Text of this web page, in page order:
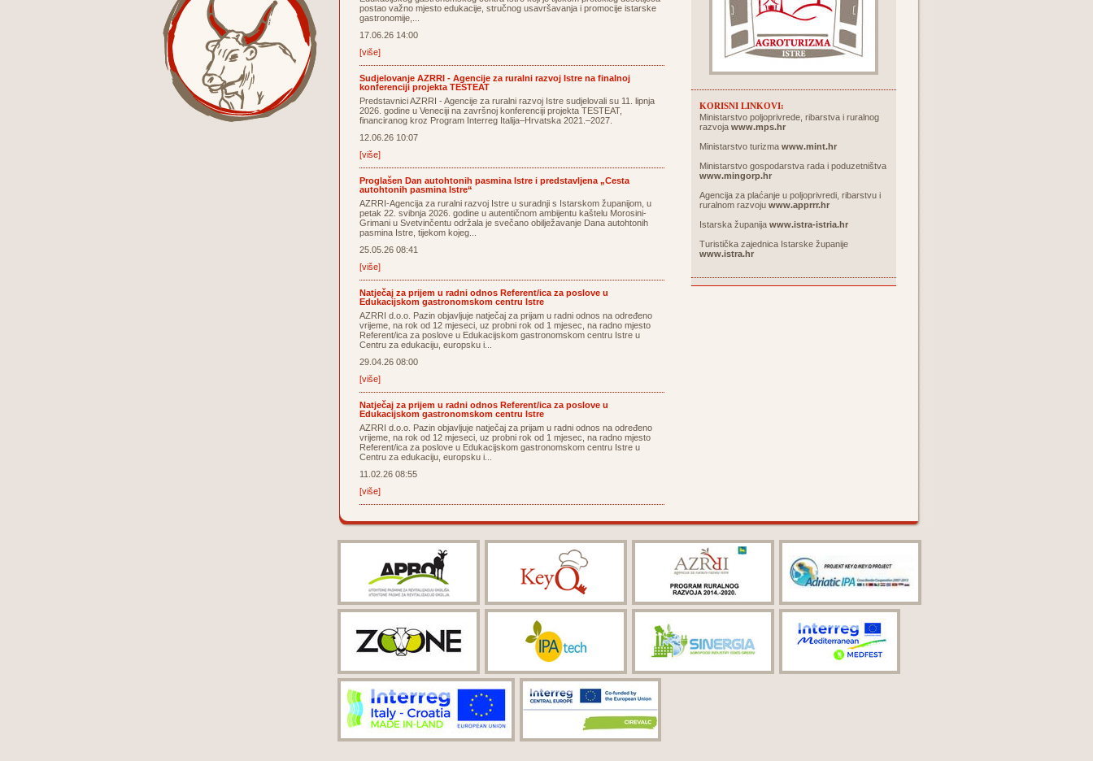
postao važno mjesto edukacije, stručnog usavršavanja i promocije istarske
gastronomije,...
17.06.26 14:00
[više]
Sudjelovanje AZRRI - Agencije za ruralni razvoj Istre na finalnoj
konferenciji projekta TESTEAT
Predstavnici AZRRI - Agencije za ruralni razvoj Istre sudjelovali su 11. lipnja
2026. godine u Veneciji na završnoj konferenciji projekta TESTEAT,
financiranog kroz Program Interreg Italija–Hrvatska 2021.–2027.
12.06.26 10:07
[više]
Proglašen Dan autohtonih pasmina Istre i predstavljena „Cesta
autohtonih pasmina Istre“
AZRRI-Agencija za ruralni razvoj Istre u suradnji s Istarskom županijom, u
petak 22. svibnja 2026. godine u autentičnom ambijentu kaštelu Morosini-
Grimani u Svetvinčentu održala je svečano obilježavanje Dana autohtonih
pasmina Istre, tijekom kojeg...
25.05.26 08:41
[više]
Natječaj za prijem u radni odnos Referent/ica za poslove u
Edukacijskom gastronomskom centru Istre
AZRRI d.o.o. Pazin objavljuje natječaj za prijam u radni odnos na određeno
vrijeme, na rok od 12 mjeseci, uz probni rok od 1 mjesec, na radno mjesto
Referent/ica za poslove u Edukacijskom gastronomskom centru Istre u
Centru za edukaciju, europsku i...
29.04.26 08:00
[više]
Natječaj za prijem u radni odnos Referent/ica za poslove u
Edukacijskom gastronomskom centru Istre
AZRRI d.o.o. Pazin objavljuje natječaj za prijam u radni odnos na određeno
vrijeme, na rok od 12 mjeseci, uz probni rok od 1 mjesec, na radno mjesto
Referent/ica za poslove u Edukacijskom gastronomskom centru Istre u
Centru za edukaciju, europsku i...
11.02.26 08:55
[više]
KORISNI LINKOVI:
Ministarstvo poljoprivrede, ribarstva i ruralnog
razvoja www.mps.hr
Ministarstvo turizma www.mint.hr
Ministarstvo gospodarstva rada i poduzetništva
www.mingorp.hr
Agencija za plaćanje u poljoprivredi, ribarstvu i
ruralnom razvoju www.apprrr.hr
Istarska županija www.istra-istria.hr
Turistička zajednica Istarske županije
www.istra.hr